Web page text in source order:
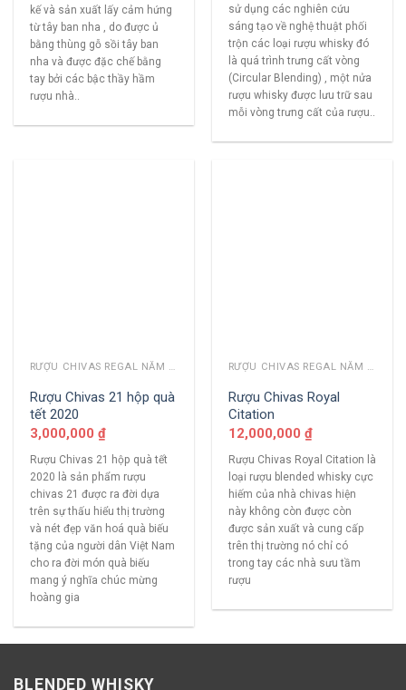
kế và sản xuất lấy cảm hứng
từ tây ban nha , do được ủ
bằng thùng gỗ sồi tây ban
nha và được đặc chế bằng
tay bởi các bậc thầy hầm
rượu nhà..
sử dụng các nghiên cứu
sáng tạo về nghệ thuật phối
trộn các loại rượu whisky đó
là quá trình trưng cất vòng
(Circular Blending) , một nửa
rượu whisky được lưu trữ sau
mỗi vòng trưng cất của rượu..
RƯỢU CHIVAS REGAL NĂM CŨ
Rượu Chivas 21 hộp quà
tết 2020
3,000,000 ₫
Rượu Chivas 21 hộp quà tết
2020 là sản phẩm rượu
chivas 21 được ra đời dựa
trên sự thấu hiểu thị trường
và nét đẹp văn hoá quà biếu
tặng của người dân Việt Nam
cho ra đời món quà biếu
mang ý nghĩa chúc mừng
hoàng gia
RƯỢU CHIVAS REGAL NĂM CŨ
Rượu Chivas Royal
Citation
12,000,000 ₫
Rượu Chivas Royal Citation là
loại rượu blended whisky cực
hiếm của nhà chivas hiện
này không còn được còn
được sản xuất và cung cấp
trên thị trường nó chỉ có
trong tay các nhà sưu tầm
rượu
BLENDED WHISKY